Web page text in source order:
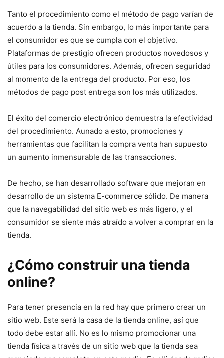
Tanto el procedimiento como el método de pago varían de
acuerdo a la tienda. Sin embargo, lo más importante para
el consumidor es que se cumpla con el objetivo.
Plataformas de prestigio ofrecen productos novedosos y
útiles para los consumidores. Además, ofrecen seguridad
al momento de la entrega del producto. Por eso, los
métodos de pago post entrega son los más utilizados.
El éxito del comercio electrónico demuestra la efectividad
del procedimiento. Aunado a esto, promociones y
herramientas que facilitan la compra venta han supuesto
un aumento inmensurable de las transacciones.
De hecho, se han desarrollado software que mejoran en
desarrollo de un sistema E-commerce sólido. De manera
que la navegabilidad del sitio web es más ligero, y el
consumidor se siente más atraído a volver a comprar en la
tienda.
¿Cómo construir una tienda
online?
Para tener presencia en la red hay que primero crear un
sitio web. Este será la casa de la tienda online, así que
todo debe estar allí. No es lo mismo promocionar una
tienda física a través de un sitio web que la tienda sea